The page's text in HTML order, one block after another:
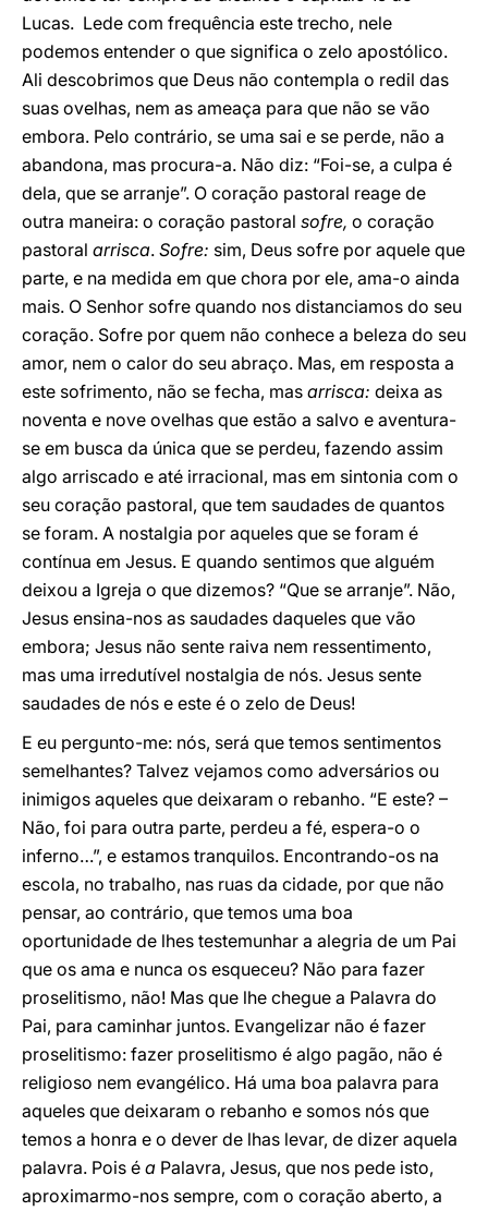
Lucas. Lede com frequência este trecho, nele
podemos entender o que significa o zelo apostólico.
Ali descobrimos que Deus não contempla o redil das
suas ovelhas, nem as ameaça para que não se vão
embora. Pelo contrário, se uma sai e se perde, não a
abandona, mas procura-a. Não diz: “Foi-se, a culpa é
dela, que se arranje”. O coração pastoral reage de
outra maneira: o coração pastoral sofre, o coração
pastoral arrisca. Sofre: sim, Deus sofre por aquele que
parte, e na medida em que chora por ele, ama-o ainda
mais. O Senhor sofre quando nos distanciamos do seu
coração. Sofre por quem não conhece a beleza do seu
amor, nem o calor do seu abraço. Mas, em resposta a
este sofrimento, não se fecha, mas arrisca: deixa as
noventa e nove ovelhas que estão a salvo e aventura-
se em busca da única que se perdeu, fazendo assim
algo arriscado e até irracional, mas em sintonia com o
seu coração pastoral, que tem saudades de quantos
se foram. A nostalgia por aqueles que se foram é
contínua em Jesus. E quando sentimos que alguém
deixou a Igreja o que dizemos? “Que se arranje”. Não,
Jesus ensina-nos as saudades daqueles que vão
embora; Jesus não sente raiva nem ressentimento,
mas uma irredutível nostalgia de nós. Jesus sente
saudades de nós e este é o zelo de Deus!
E eu pergunto-me: nós, será que temos sentimentos
semelhantes? Talvez vejamos como adversários ou
inimigos aqueles que deixaram o rebanho. “E este? –
Não, foi para outra parte, perdeu a fé, espera-o o
inferno…”, e estamos tranquilos. Encontrando-os na
escola, no trabalho, nas ruas da cidade, por que não
pensar, ao contrário, que temos uma boa
oportunidade de lhes testemunhar a alegria de um Pai
que os ama e nunca os esqueceu? Não para fazer
proselitismo, não! Mas que lhe chegue a Palavra do
Pai, para caminhar juntos. Evangelizar não é fazer
proselitismo: fazer proselitismo é algo pagão, não é
religioso nem evangélico. Há uma boa palavra para
aqueles que deixaram o rebanho e somos nós que
temos a honra e o dever de lhas levar, de dizer aquela
palavra. Pois é a Palavra, Jesus, que nos pede isto,
aproximarmo-nos sempre, com o coração aberto, a